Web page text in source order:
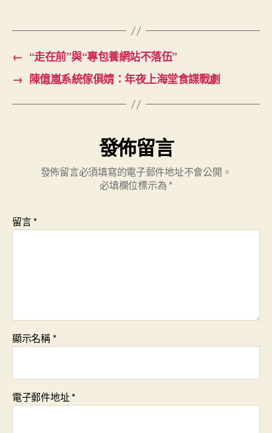
← “走在前”與“專包養網站不落伍”
→ 陳億嵐系統傢俱婧：年夜上海堂食諜戰劇
發佈留言
發佈留言必須填寫的電子郵件地址不會公開。
必填欄位標示為 *
留言*
顯示名稱*
電子郵件地址*